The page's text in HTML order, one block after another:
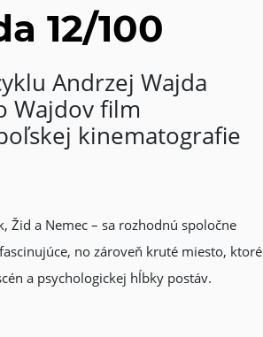
12/100
Andrzej Wajda
Wajdov film
kinematografie
Žid a Nemec – sa rozhodnú spoločne
no zároveň kruté miesto, ktoré
a psychologickej hĺbky postáv.